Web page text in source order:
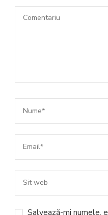
Salvează-mi numele,